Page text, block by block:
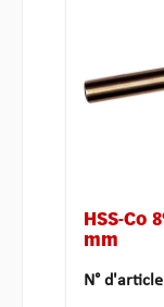
HSS-Co
mm
N°